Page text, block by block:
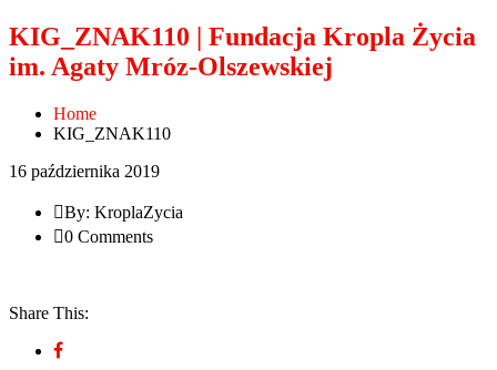
KIG_ZNAK110 | Fundacja Kropla Życia
im. Agaty Mróz-Olszewskiej
Home
KIG_ZNAK110
16 października 2019
By: KroplaZycia
0 Comments
Share This: